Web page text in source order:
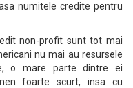
numitele credite pentru
non-profit sunt tot mai
nu mai au resursele
o mare parte dintre ei
foarte scurt, insa cu